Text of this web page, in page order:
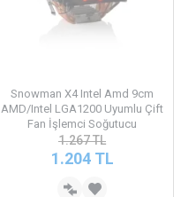
Snowman X4 Intel Amd 9cm
AMD/Intel LGA1200 Uyumlu Çift
Fan İşlemci Soğutucu
1.267TL
1.204TL